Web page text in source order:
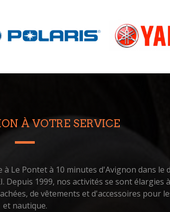
À VOTRE SERVICE
Le Pontet à 10 minutes d'Avignon dans le
Depuis 1999, nos activités se sont élargies
de vêtements et d'accessoires pour
et nautique.